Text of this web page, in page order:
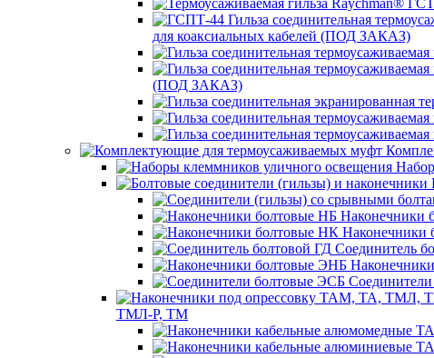
для коаксиальных кабелей (ПОД ЗАКАЗ)
(ПОД ЗАКАЗ)
Наконечники
Наконечники
Соединитель
ТМЛ-Р, ТМ